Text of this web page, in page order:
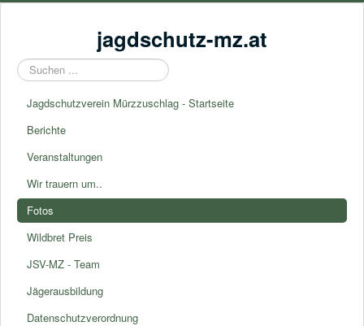
jagdschutz-mz.at
Suchen
...
Jagdschutzverein Mürzzuschlag - Startseite
Berichte
Veranstaltungen
Wir trauern um..
Fotos
Wildbret Preis
JSV-MZ - Team
Jägerausbildung
Datenschutzverordnung